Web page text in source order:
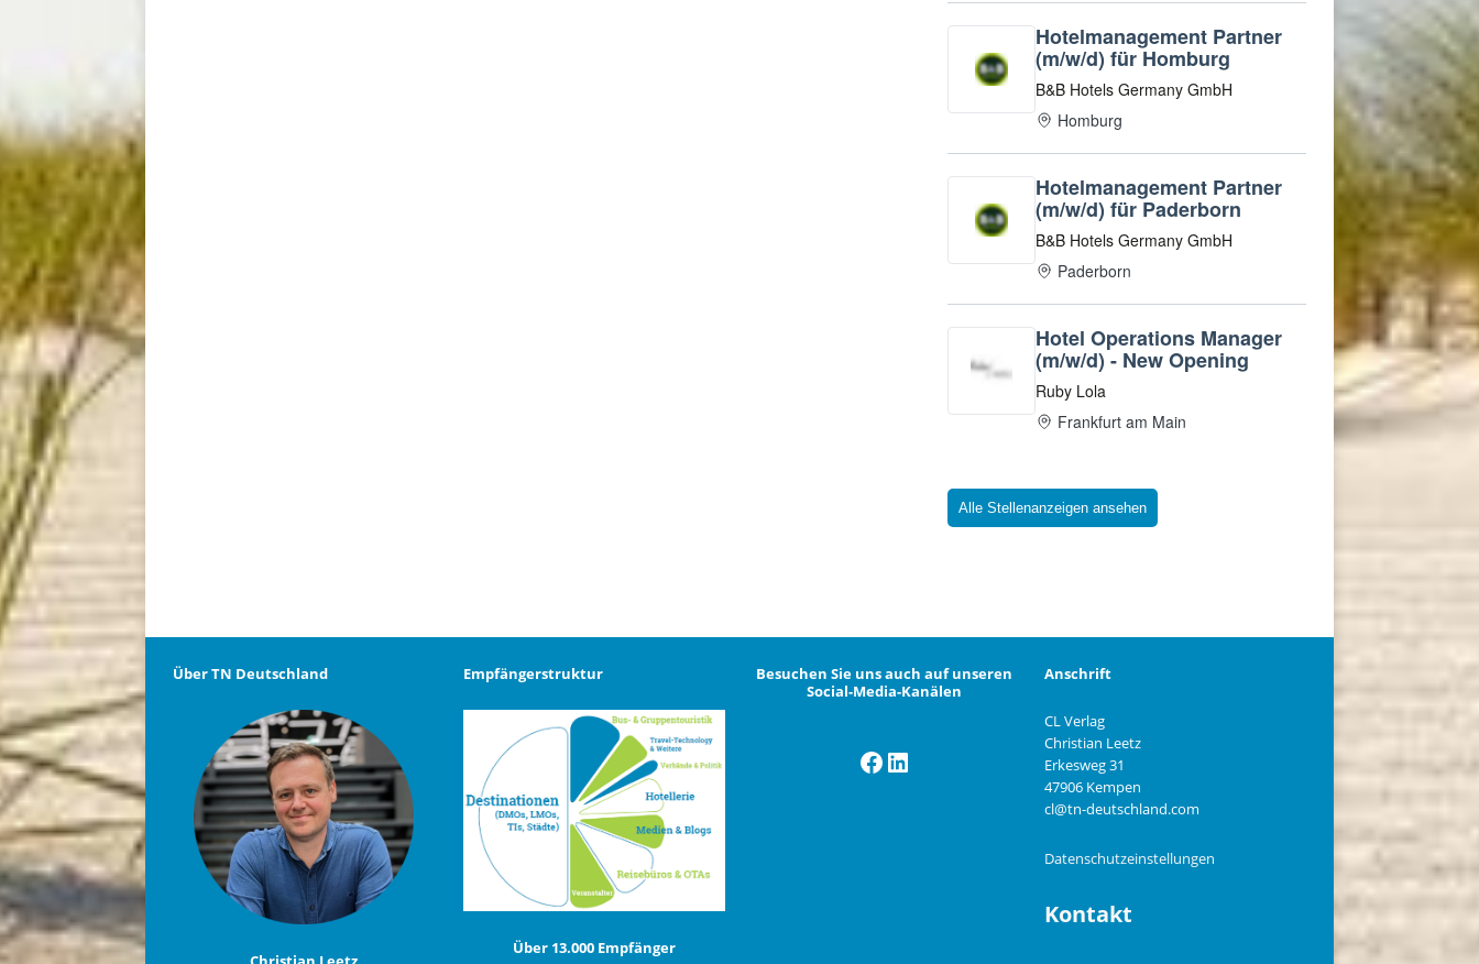
Alle Stellenanzeigen ansehen
Über TN Deutschland Empfängerstruktur
Über 13.000 Empfänger
Besuchen Sie uns auch auf unseren
Social-Media-Kanälen
Facebook
LinkedIn
Anschrift
CL Verlag
Christian Leetz
Erkesweg 31
47906 Kempen
cl@tn-deutschland.com
Datenschutzeinstellungen
Kontakt